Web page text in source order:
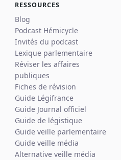
RESSOURCES
Blog
Podcast Hémicycle
Invités du podcast
Lexique parlementaire
Réviser les affaires
publiques
Fiches de révision
Guide Légifrance
Guide Journal officiel
Guide de légistique
Guide veille parlementaire
Guide veille média
Alternative veille média